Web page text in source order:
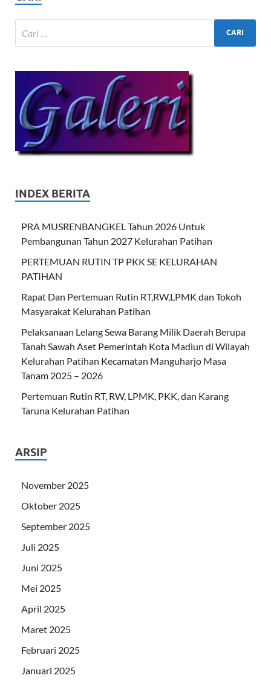
INDEX BERITA
PRA MUSRENBANGKEL Tahun 2026 Untuk
Pembangunan Tahun 2027 Kelurahan Patihan
PERTEMUAN RUTIN TP PKK SE KELURAHAN
PATIHAN
Rapat Dan Pertemuan Rutin RT,RW,LPMK dan Tokoh
Masyarakat Kelurahan Patihan
Pelaksanaan Lelang Sewa Barang Milik Daerah Berupa
Tanah Sawah Aset Pemerintah Kota Madiun di Wilayah
Kelurahan Patihan Kecamatan Manguharjo Masa
Tanam 2025 – 2026
Pertemuan Rutin RT, RW, LPMK, PKK, dan Karang
Taruna Kelurahan Patihan
ARSIP
November 2025
Oktober 2025
September 2025
Juli 2025
Juni 2025
Mei 2025
April 2025
Maret 2025
Februari 2025
Januari 2025